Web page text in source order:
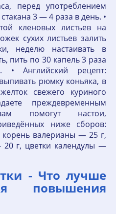
перед употреблением
3 — 4 раза в день. •
кленовых листьев на
сухих листьев залить
неделю настаивать в
пить по 30 капель 3 раза
Английский рецепт:
рюмку коньяка, в
свежего куриного
преждевременным
помогут настои,
ниже сборов:
валерианы — 25 г,
20 г, цветки календулы —
- Что лучше
повышения